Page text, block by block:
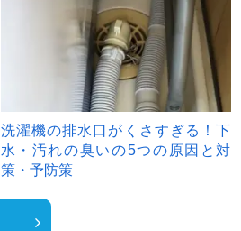
洗濯機の排水口がくさすぎる！下
水・汚れの臭いの5つの原因と対
策・予防策